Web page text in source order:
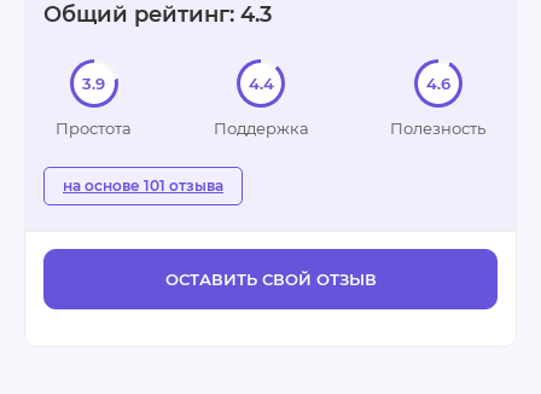
Общий рейтинг: 4.3
3.9
Простота
4.4
Поддержка
4.6
Полезность
на основе 101 отзыва
ОСТАВИТЬ СВОЙ ОТЗЫВ